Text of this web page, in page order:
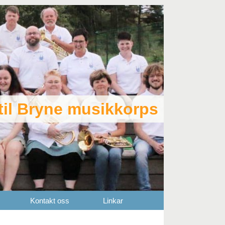
Bryne musikkorps
Kontakt oss Linkar